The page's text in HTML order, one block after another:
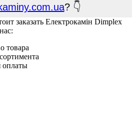
? 👇
заказать Електрокамін Dimplex
товара
оплаты